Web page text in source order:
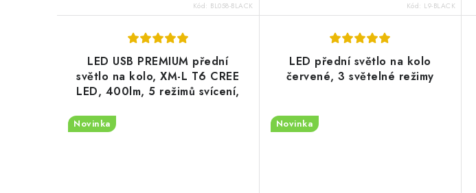
Kód: BL058-BLACK Kód: L9-BLACK
LED USB PREMIUM přední
světlo na kolo, XM-L T6 CREE
LED, 400lm, 5 režimů svícení,
Novinka
LED přední světlo na kolo
červené, 3 světelné režimy
Novinka